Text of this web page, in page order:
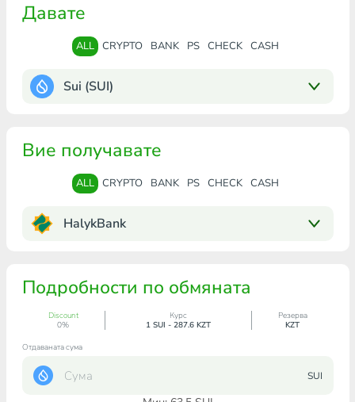
Давате
ALL CRYPTO BANK PS CHECK CASH
Sui (SUI)
Вие получавате
ALL CRYPTO BANK PS CHECK CASH
HalykBank
Подробности по обмяната
Discount
0%
Курс
1 SUI - 287.6 KZT
Резерва
KZT
Отдаваната сума
SUI